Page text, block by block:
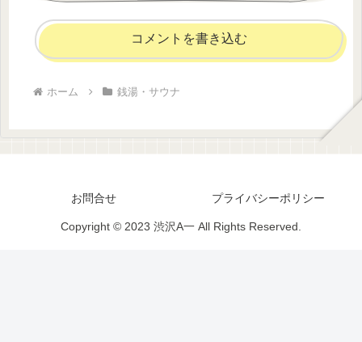
コメントを書き込む
ホーム 銭湯・サウナ
お問合せ プライバシーポリシー
Copyright © 2023 渋沢A一 All Rights Reserved.